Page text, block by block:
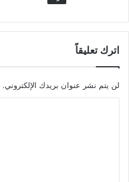
اترك تعليقاً
لن يتم نشر عنوان بريدك الإلكتروني.